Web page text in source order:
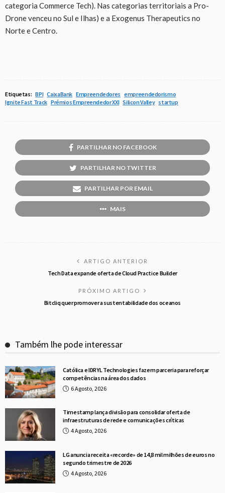
categoria Commerce Tech). Nas categorias territoriais a Pro-
Drone venceu no Sul e Ilhas) e a Exogenus Therapeutics no
Norte e Centro.
Etiquetas: BPI CaixaBank Empreendedores empreendedorismo
Ignite Fast Track Prémios Empreendedor XXI Silicon Valley startup
PARTILHAR NO FACEBOOK
PARTILHAR NO TWITTER
PARTILHAR POR EMAIL
MAIS
ARTIGO ANTERIOR
Tech Data expande oferta de Cloud Practice Builder
PRÓXIMO ARTIGO
Bitcliq quer promover a sustentabilidade dos oceanos
Também lhe pode interessar
Católica e IDRYL Technologies fazem parceria para reforçar
competências na área dos dados
6 Agosto, 2026
Timestamp lança divisão para consolidar oferta de
infraestruturas de rede e comunicações críticas
4 Agosto, 2026
LG anuncia receita «recorde» de 14,8 mil milhões de euros no
segundo trimestre de 2026
4 Agosto, 2026